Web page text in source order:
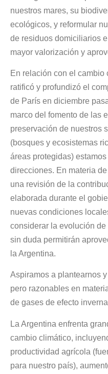
nuestros mares, su
ecológicos, y reformular
de residuos domiciliarios
mayor valorización y
En relación con el
ratificó y profundizó el
de París en diciembre
marco del fomento de las
preservación de nuestros
(bosques y ecosistemas
áreas protegidas)
direcciones. En materia
una revisión de la
elaborada durante el
nuevas condiciones
considerar la evolución
sin duda permitirán
la Argentina.
Aspiramos a plantearnos
pero razonables en
de gases de efecto
La Argentina enfrenta
cambio climático,
productividad agrícola
para nuestro país),